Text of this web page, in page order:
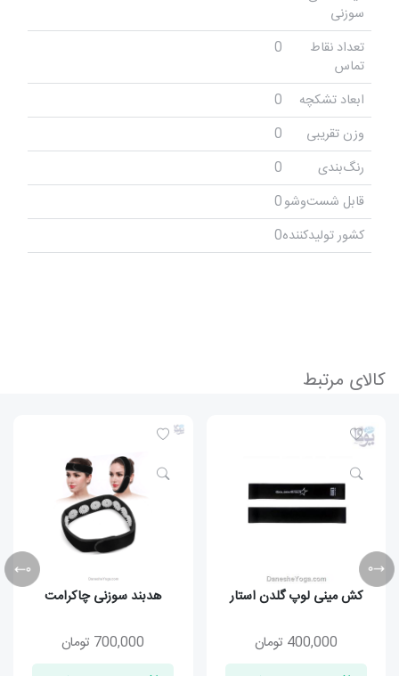
سوزنی
تعداد نقاط
تماس
0
ابعاد تشکچه
0
وزن تقریبی
0
رنگ‌بندی
0
قابل شست‌وشو0
کشور تولیدکننده0
کالای مرتبط
کش مینی لوپ گلدن استار
400,000 تومان
هدبند سوزنی چاکرامت
700,000 تومان